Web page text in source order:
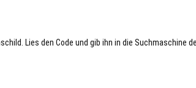
Lies den Code und gib ihn in die Suchmaschine